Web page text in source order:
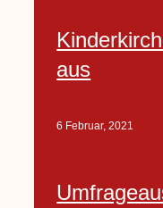
aus
6 Februar, 2021